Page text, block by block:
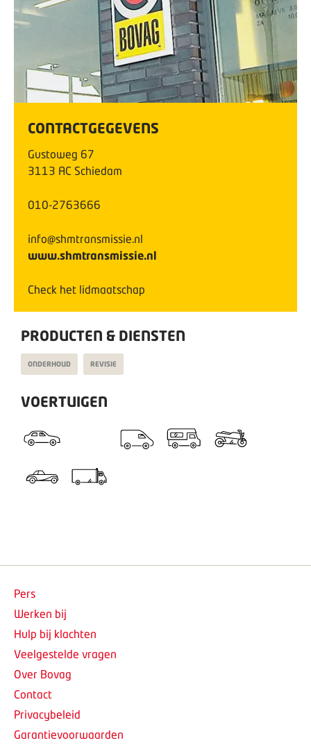
CONTACTGEGEVENS
Gustoweg 67
3113 AC Schiedam
010-2763666
info@shmtransmissie.nl
www.shmtransmissie.nl
Check het lidmaatschap
PRODUCTEN & DIENSTEN
ONDERHOUD REVISIE
VOERTUIGEN
Pers
Werken bij
Hulp bij klachten
Veelgestelde vragen
Over Bovag
Contact
Privacybeleid
Garantievoorwaarden